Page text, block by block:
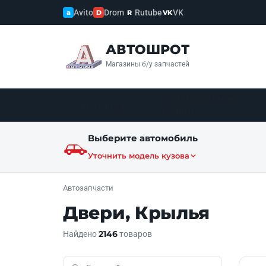
a Avito D Drom R RutubeVKVK
АВТОШРОТ
Магазины б/у запчастей
Выберите автомобиль
Уточнить модель кузова
Автозапчасти
Двери, Крылья
Найдено2146товаров